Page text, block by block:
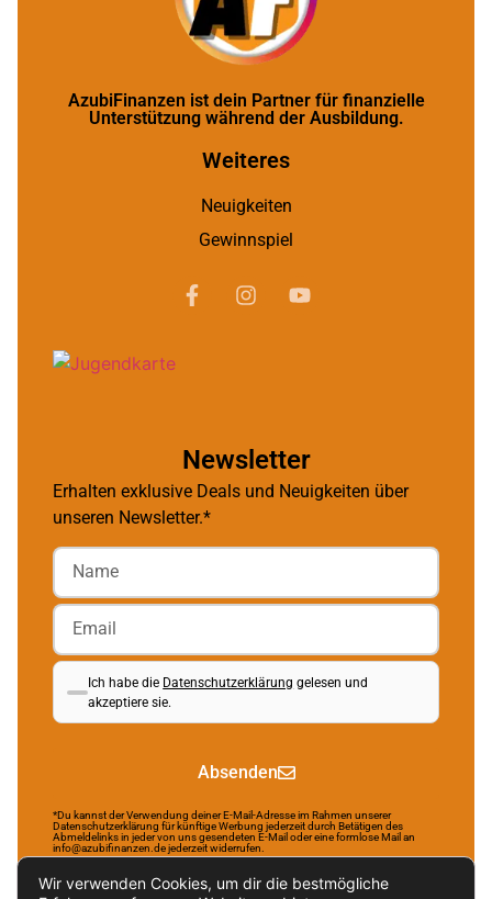
AzubiFinanzen ist dein Partner für finanzielle
Unterstützung während der Ausbildung.
Weiteres
Neuigkeiten
Gewinnspiel
Newsletter
Erhalten exklusive Deals und Neuigkeiten über
unseren Newsletter.*
Ich habe die Datenschutzerklärung gelesen und
akzeptiere sie.
Absenden
*Du kannst der Verwendung deiner E-Mail-Adresse im Rahmen unserer
Datenschutzerklärung für künftige Werbung jederzeit durch Betätigen des
Abmeldelinks in jeder von uns gesendeten E-Mail oder eine formlose Mail an
info@azubifinanzen.de jederzeit widerrufen.
Wir verwenden Cookies, um dir die bestmögliche